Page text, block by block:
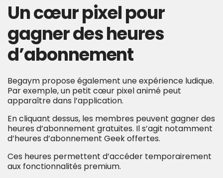
Un cœur pixel pour
gagner des heures
d’abonnement
Begaym propose également une expérience ludique.
Par exemple, un petit cœur pixel animé peut
apparaître dans l’application.
En cliquant dessus, les membres peuvent gagner des
heures d’abonnement gratuites. Il s’agit notamment
d’heures d’abonnement Geek offertes.
Ces heures permettent d’accéder temporairement
aux fonctionnalités premium.